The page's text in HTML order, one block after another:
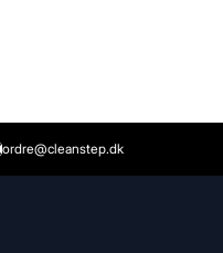
ordre@cleanstep.dk